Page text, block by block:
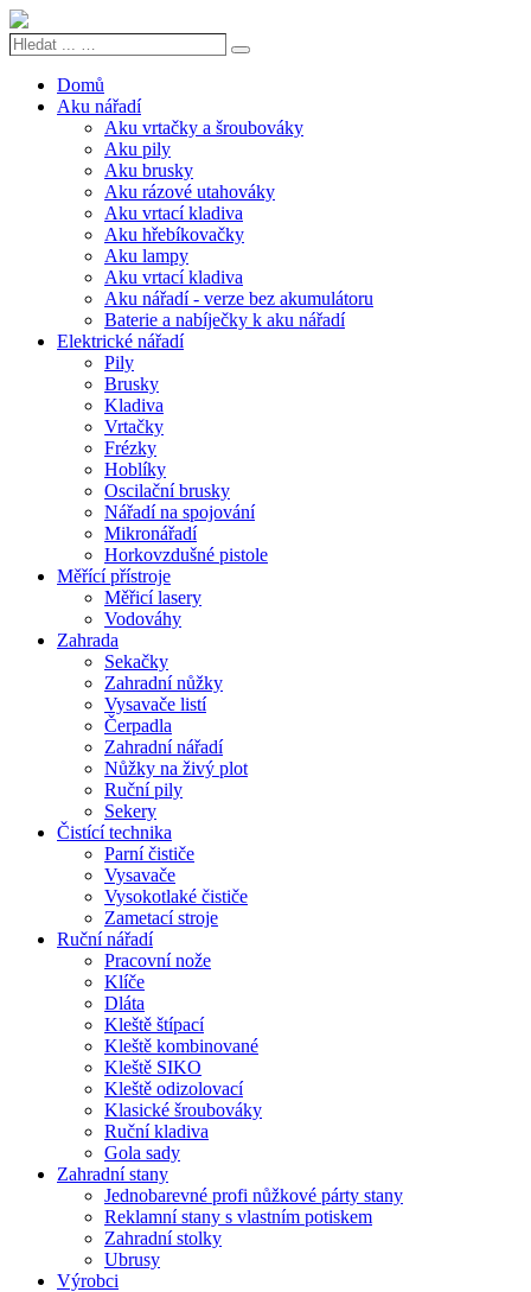
Hledat
Search
Domů
Aku nářadí
Aku vrtačky a šroubováky
Aku pily
Aku brusky
Aku rázové utahováky
Aku vrtací kladiva
Aku hřebíkovačky
Aku lampy
Aku vrtací kladiva
Aku nářadí - verze bez akumulátoru
Baterie a nabíječky k aku nářadí
Elektrické nářadí
Pily
Brusky
Kladiva
Vrtačky
Frézky
Hoblíky
Oscilační brusky
Nářadí na spojování
Mikronářadí
Horkovzdušné pistole
Měřící přístroje
Měřicí lasery
Vodováhy
Zahrada
Sekačky
Zahradní nůžky
Vysavače listí
Čerpadla
Zahradní nářadí
Nůžky na živý plot
Ruční pily
Sekery
Čistící technika
Parní čističe
Vysavače
Vysokotlaké čističe
Zametací stroje
Ruční nářadí
Pracovní nože
Klíče
Dláta
Kleště štípací
Kleště kombinované
Kleště SIKO
Kleště odizolovací
Klasické šroubováky
Ruční kladiva
Gola sady
Zahradní stany
Jednobarevné profi nůžkové párty stany
Reklamní stany s vlastním potiskem
Zahradní stolky
Ubrusy
Výrobci